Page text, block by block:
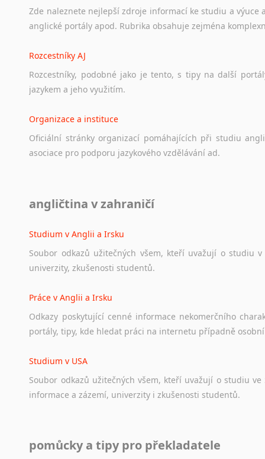
Zde naleznete nejlepší zdroje informací ke studiu a výuce
anglické portály apod. Rubrika obsahuje zejména
Rozcestníky AJ
Rozcestníky, podobné jako je tento, s tipy na další
jazykem a jeho využitím.
Organizace a instituce
Oficiální stránky organizací pomáhajících při studiu
asociace pro podporu jazykového vzdělávání ad.
Ať už se jedná o česká diskusní
angličtina v zahraničí
Studium v Anglii a Irsku
Soubor odkazů užitečných všem, kteří uvažují o studiu v
univerzity, zkušenosti studentů.
Práce v Anglii a Irsku
Odkazy poskytující cenné informace nekomerčního
portály, tipy, kde hledat práci na internetu případně osobní
Studium v USA
Soubor odkazů užitečných všem, kteří uvažují o studiu ve
informace a zázemí, univerzity i zkušenosti studentů.
Odkazy poskytující cenné informace nekomerčního
pomůcky a tipy pro překladatele